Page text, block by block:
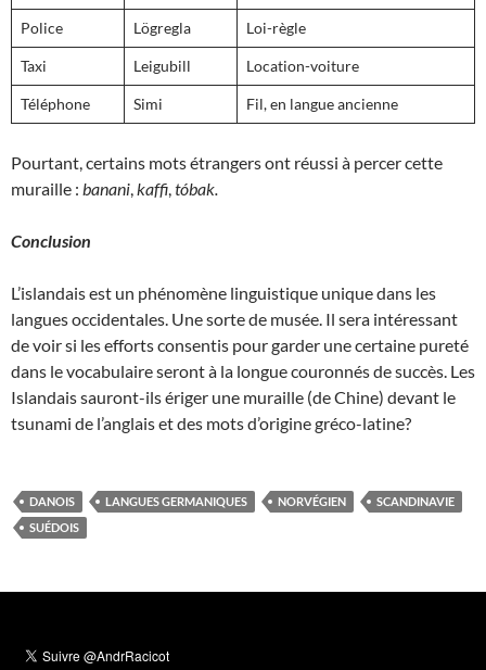
Police Lögregla Loi-règle
Taxi Leigubill Location-voiture
Téléphone Simi Fil, en langue ancienne
Pourtant, certains mots étrangers ont réussi à percer cette
muraille : banani kaffi tóbak
Conclusion
L’islandais est un phénomène linguistique unique dans les
langues occidentales. Une sorte de musée. Il sera intéressant
de voir si les efforts consentis pour garder une certaine pureté
dans le vocabulaire seront à la longue couronnés de succès. Les
Islandais sauront-ils ériger une muraille (de Chine) devant le
tsunami de l’anglais et des mots d’origine gréco-latine?
DANOIS LANGUES GERMANIQUES NORVÉGIEN
SCANDINAVIE
SUÉDOIS